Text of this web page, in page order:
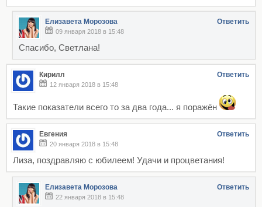
Елизавета Морозова Ответить
09 января 2018 в 15:48
Спасибо, Светлана!
Кирилл Ответить
12 января 2018 в 15:48
Такие показатели всего то за два года... я поражён
Евгения Ответить
20 января 2018 в 15:48
Лиза, поздравляю с юбилеем! Удачи и процветания!
Елизавета Морозова Ответить
22 января 2018 в 15:48